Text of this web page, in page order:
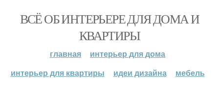
ВСЁ ОБ ИНТЕРЬЕРЕ ДЛЯ ДОМА И
КВАРТИРЫ
главная
интерьер для дома
интерьер для квартиры
идеи дизайна мебель